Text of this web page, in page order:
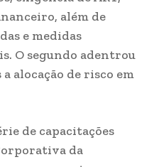
além de
e medidas
O segundo adentrou
alocação de risco em
de capacitações
da